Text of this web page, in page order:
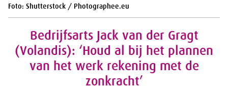
Foto: Shutterstock / Photographee.eu
Bedrijfsarts Jack van der Gragt
(Volandis): ‘Houd al bij het plannen
van het werk rekening met de
zonkracht’